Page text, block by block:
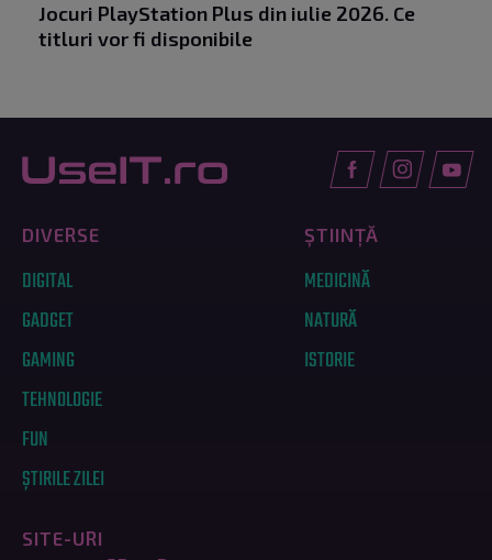
Jocuri PlayStation Plus din iulie 2026. Ce
titluri vor fi disponibile
DIVERSE
DIGITAL
GADGET
GAMING
TEHNOLOGIE
FUN
ȘTIRILE ZILEI
ȘTIINȚĂ
MEDICINĂ
NATURĂ
ISTORIE
SITE-URI